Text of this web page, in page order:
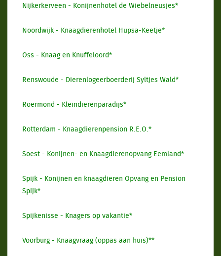
Nijkerkerveen - Konijnenhotel de Wiebelneusjes*
Noordwijk - Knaagdierenhotel Hupsa-Keetje*
Oss - Knaag en Knuffeloord*
Renswoude - Dierenlogeerboerderij Syltjes Wald*
Roermond - Kleindierenparadijs*
Rotterdam - Knaagdierenpension R.E.O.*
Soest - Konijnen- en Knaagdierenopvang Eemland*
Spijk - Konijnen en knaagdieren Opvang en Pension
Spijk*
Spijkenisse - Knagers op vakantie*
Voorburg - Knaagvraag (oppas aan huis)**